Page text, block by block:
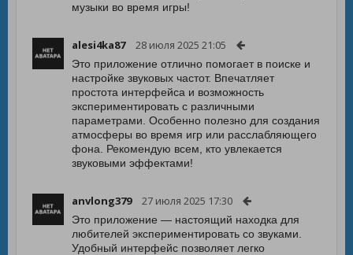
музыки во время игры!
alesi4ka87 28 июля 2025 21:05
Это приложение отлично помогает в поиске и
настройке звуковых частот. Впечатляет
простота интерфейса и возможность
экспериментировать с различными
параметрами. Особенно полезно для создания
атмосферы во время игр или расслабляющего
фона. Рекомендую всем, кто увлекается
звуковыми эффектами!
anvlong379 27 июля 2025 17:30
Это приложение — настоящий находка для
любителей экспериментировать со звуками.
Удобный интерфейс позволяет легко